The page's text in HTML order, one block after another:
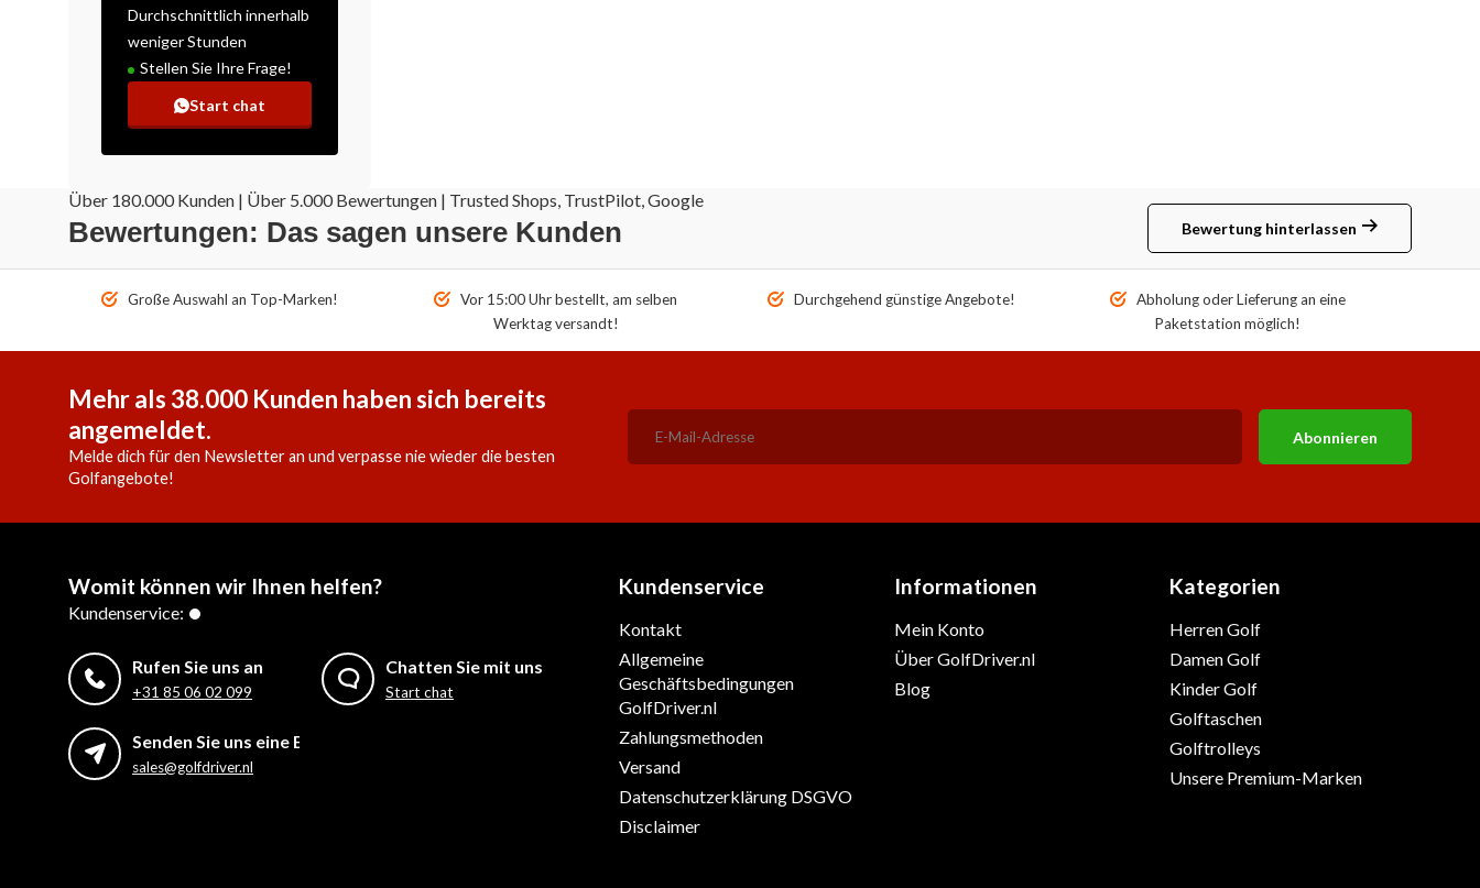
Durchschnittlich innerhalb
weniger Stunden
Stellen Sie Ihre Frage!
Start chat
Über 180.000 Kunden | Über 5.000 Bewertungen | Trusted Shops, TrustPilot, Google
Bewertungen: Das sagen unsere Kunden Bewertung hinterlassen
Große Auswahl an Top-Marken!
Vor 15:00 Uhr bestellt, am selben
Werktag versandt!
Durchgehend günstige Angebote!
Abholung oder Lieferung an eine
Paketstation möglich!
Mehr als 38.000 Kunden haben sich bereits
angemeldet.
Melde dich für den Newsletter an und verpasse nie wieder die besten
Golfangebote!
Abonnieren
Womit können wir Ihnen helfen?
Kundenservice:
Rufen Sie uns an
+31 85 06 02 099
Chatten Sie mit uns
Start chat
Senden Sie uns eine E-Mail
sales@golfdriver.nl
Kundenservice
Kontakt
Allgemeine
Geschäftsbedingungen
GolfDriver.nl
Zahlungsmethoden
Versand
Datenschutzerklärung DSGVO
Disclaimer
Informationen
Mein Konto
Über GolfDriver.nl
Blog
Kategorien
Herren Golf
Damen Golf
Kinder Golf
Golftaschen
Golftrolleys
Unsere Premium-Marken